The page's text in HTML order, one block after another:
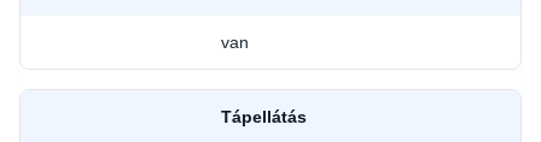
van
Tápellátás